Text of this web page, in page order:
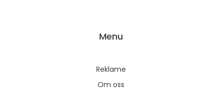
Menu
Reklame
Om oss